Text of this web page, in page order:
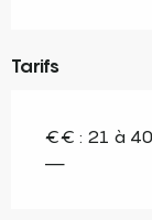
Tarifs
€€ : 21 à
—